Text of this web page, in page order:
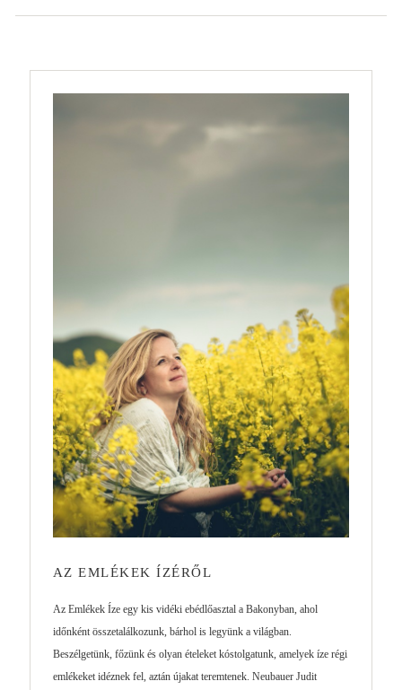
AZ EMLÉKEK ÍZÉRŐL
Az Emlékek Íze egy kis vidéki ebédlőasztal a Bakonyban, ahol
időnként összetalálkozunk, bárhol is legyünk a világban.
Beszélgetünk, főzünk és olyan ételeket kóstolgatunk, amelyek íze régi
emlékeket idéznek fel, aztán újakat teremtenek. Neubauer Judit